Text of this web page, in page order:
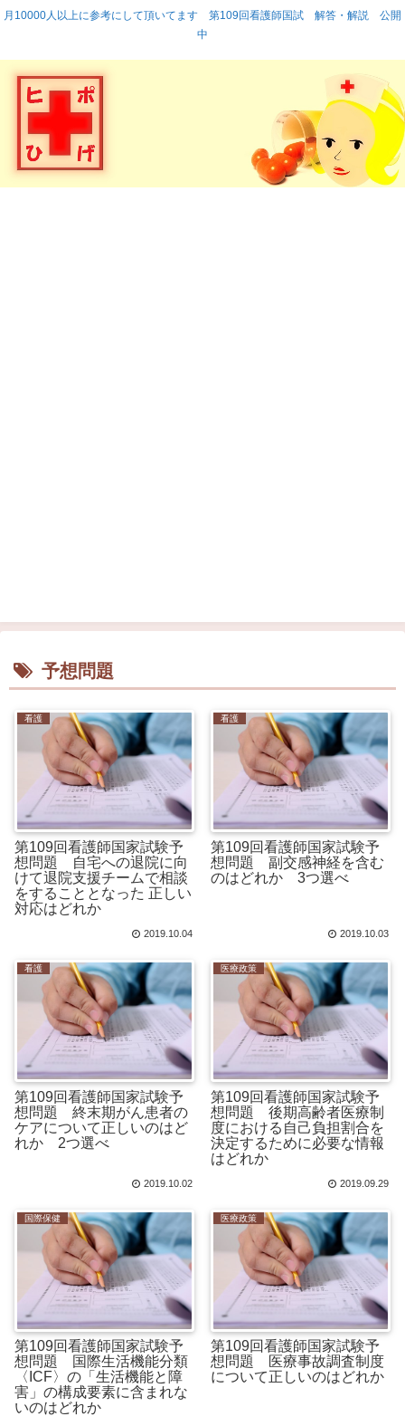
月10000人以上に参考にして頂いてます 第109回看護師国試 解答・解説 公開
中
予想問題
看護
第109回看護師国家試験予
想問題 自宅への退院に向
けて退院支援チームで相談
をすることとなった 正しい
対応はどれか
2019.10.04
看護
第109回看護師国家試験予
想問題 副交感神経を含む
のはどれか 3つ選べ
2019.10.03
看護
第109回看護師国家試験予
想問題 終末期がん患者の
ケアについて正しいのはど
れか 2つ選べ
2019.10.02
医療政策
第109回看護師国家試験予
想問題 後期高齢者医療制
度における自己負担割合を
決定するために必要な情報
はどれか
2019.09.29
国際保健
第109回看護師国家試験予
想問題 国際生活機能分類
〈ICF〉の「生活機能と障
害」の構成要素に含まれな
いのはどれか
医療政策
第109回看護師国家試験予
想問題 医療事故調査制度
について正しいのはどれか